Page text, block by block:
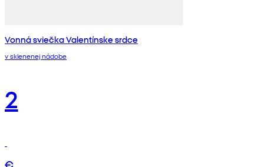
Vonná sviečka Valentínske srdce
v sklenenej nádobe
2
€